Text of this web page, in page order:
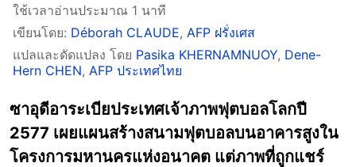
ใช้เวลาอ่านประมาณ 1 นาที
เขียนโดย: Déborah CLAUDE, AFP ฝรั่งเศส
แปลและดัดแปลง โดย Pasika KHERNAMNUOY, Dene-
Hern CHEN, AFP ประเทศไทย
ซาอุดีอาระเบียประเทศเจ้าภาพฟุตบอลโลกปี
2577 เผยแผนสร้างสนามฟุตบอลบนอาคารสูงใน
โครงการมหานครแห่งอนาคต แต่ภาพที่ถูกแชร์